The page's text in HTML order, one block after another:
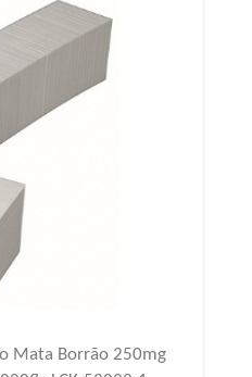
Mata Borrão 250mg